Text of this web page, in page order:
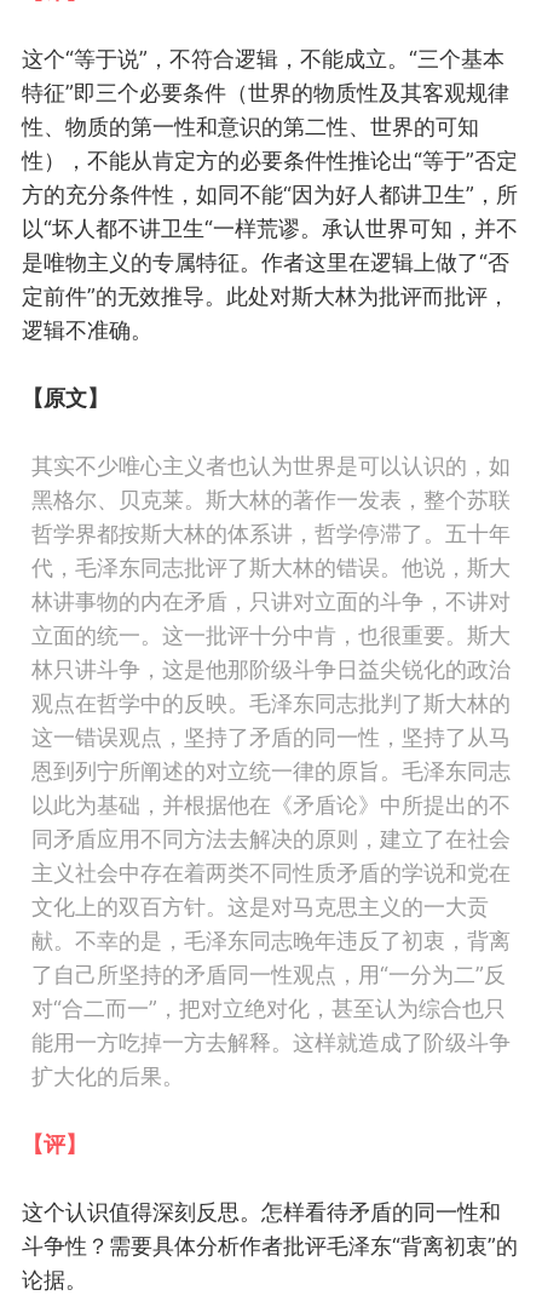
这个“等于说” ， 不符合逻辑 ， 不能成立。“三个基本
特征”即三个必要条件 （世界的物质性及其客观规律
性、物质的第一性和意识的第二性、世界的可知
性） ， 不能从肯定方的必要条件性推论出“等于”否定
方的充分条件性 ， 如同不能“因为好人都讲卫生” ，所
以“坏人都不讲卫生“一样荒谬。 承认世界可知 ， 并不
是唯物主义的专属特征。 作者这里在逻辑上做了“否
定前件”的无效推导。 此处对斯大林为批评而批评 ，
逻辑不准确。
【原文】
其实不少唯心主义者也认为世界是可以认识的 ，如
黑格尔、贝克莱。斯大林的著作一发表，整个苏联
哲学界都按斯大林的体系讲，哲学停滞了。五十年
代，毛泽东同志批评了斯大林的错误。他说，斯大
林讲事物的内在矛盾，只讲对立面的斗争，不讲对
立面的统一。这一批评十分中肯，也很重要。斯大
林只讲斗争，这是他那阶级斗争日益尖锐化的政治
观点在哲学中的反映。毛泽东同志批判了斯大林的
这一错误观点，坚持了矛盾的同一性，坚持了从马
恩到列宁所阐述的对立统一律的原旨。毛泽东同志
以此为基础，并根据他在《矛盾论》中所提出的不
同矛盾应用不同方法去解决的原则，建立了在社会
主义社会中存在着两类不同性质矛盾的学说和党在
文化上的双百方针。这是对马克思主义的一大贡
献。 不幸的是，毛泽东同志晚年违反了初衷，背离
了自己所坚持的矛盾同一性观点，用“一分为二”反
对“合二而一”，把对立绝对化，甚至认为综合也只
能用一方吃掉一方去解释。这样就造成了阶级斗争
扩大化的后果。
【评】
这个认识值得深刻反思。 怎样看待矛盾的同一性和
斗争性？ 需要具体分析作者批评毛泽东“背离初衷”的
论据。